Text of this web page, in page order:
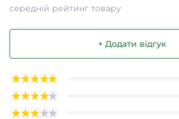
середній рейтинг товару
+ Додати відгук